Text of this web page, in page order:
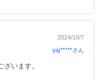
2024/10/7
yaj*****さん
います。